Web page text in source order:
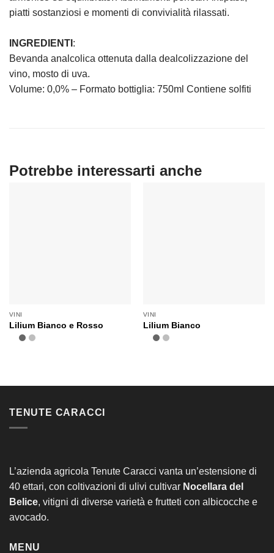
piatti sostanziosi e momenti di convivialità rilassati.
INGREDIENTI :
Bevanda analcolica ottenuta dalla dealcolizzazione del
vino, mosto di uva.
Volume: 0,0% – Formato bottiglia: 750ml Contiene solfiti
VINI
Lilium Bianco e Rosso
VINI
Lilium Bianco
TENUTE CARACCI
L’azienda agricola Tenute Caracci vanta un’estensione di
40 ettari, con coltivazioni di ulivi cultivar Nocellara del
Belice, vitigni di diverse varietà e frutteti con albicocche e
avocado.
MENU